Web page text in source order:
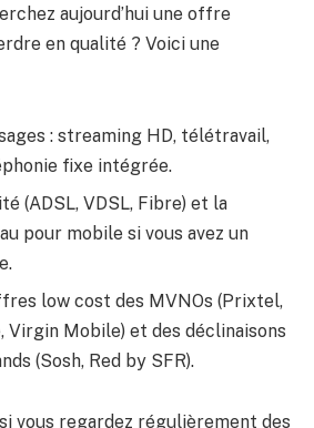
aujourd’hui une offre
en qualité ? Voici une
: streaming HD, télétravail,
fixe intégrée.
(ADSL, VDSL, Fibre) et la
pour mobile si vous avez un
low cost des MVNOs (Prixtel,
Virgin Mobile) et des déclinaisons
(Sosh, Red by SFR).
vous regardez régulièrement des